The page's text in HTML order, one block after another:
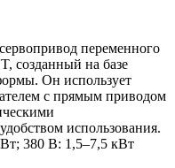
переменного
созданный на базе
Он использует
с прямым приводом
использования.
380 В: 1,5–7,5 кВт